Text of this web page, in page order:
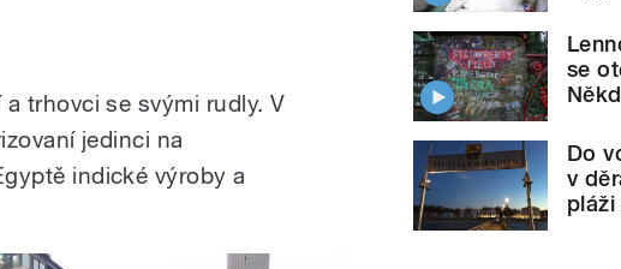
trhovci se svými rudly. V
jedinci na
indické výroby a
se
Do
v
pláži